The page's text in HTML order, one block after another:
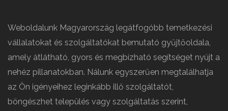
Weboldalunk Magyarország legátfogóbb temetkezési
vállalatokat és szolgáltatókat bemutató gyűjtőoldala,
amely átlátható, gyors és megbízható segítséget nyújt a
nehéz pillanatokban. Nálunk egyszerűen megtalálhatja
az Ön igényeihez leginkább illő szolgáltatót,
böngészhet település vagy szolgáltatás szerint,